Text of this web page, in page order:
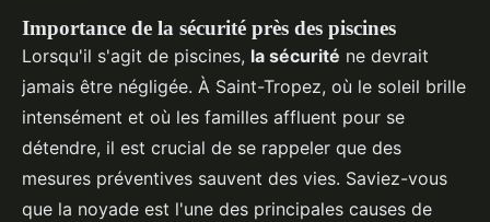
Importance de la sécurité près des piscines
Lorsqu'il s'agit de piscines, la sécurité ne devrait
jamais être négligée. À Saint-Tropez, où le soleil brille
intensément et où les familles affluent pour se
détendre, il est crucial de se rappeler que des
mesures préventives sauvent des vies. Saviez-vous
que la noyade est l'une des principales causes de